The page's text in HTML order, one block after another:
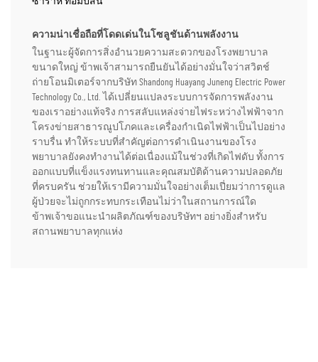
ความน่าเชื่อถือที่โดดเด่นในโซลูชันด้านพลังงาน
ในฐานะผู้จัดการสิ่งอำนวยความสะดวกของโรงพยาบาล
ขนาดใหญ่ ข้าพเจ้าสามารถยืนยันได้อย่างมั่นใจว่าสวิตช์
ถ่ายโอนมิเตอร์จากบริษัท Shandong Huayang Juneng Electric Power
Technology Co., Ltd. ได้เปลี่ยนแปลงระบบการจัดการพลังงาน
ของเราอย่างแท้จริง การสลับแหล่งจ่ายไฟระหว่างไฟฟ้าจาก
โครงข่ายสาธารณูปโภคและเครื่องกำเนิดไฟฟ้าเป็นไปอย่าง
ราบรื่น ทำให้ระบบที่สำคัญต่อการดำเนินงานของโรง
พยาบาลยังคงทำงานได้ต่อเนื่องแม้ในช่วงที่เกิดไฟดับ ทั้งการ
ออกแบบที่แข็งแรงทนทานและคุณสมบัติด้านความปลอดภัย
ที่ครบครัน ช่วยให้เรามีความมั่นใจอย่างเต็มเปี่ยมว่าการดูแล
ผู้ป่วยจะไม่ถูกกระทบกระเทือนไม่ว่าในสถานการณ์ใด
ข้าพเจ้าขอแนะนำผลิตภัณฑ์ของบริษัทฯ อย่างยิ่งสำหรับ
สถานพยาบาลทุกแห่ง